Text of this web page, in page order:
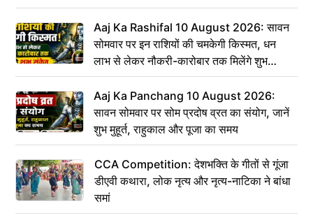
Aaj Ka Rashifal 10 August 2026: सावन
सोमवार पर इन राशियों की चमकेगी किस्मत, धन
लाभ से लेकर नौकरी-कारोबार तक मिलेंगे शुभ
संकेत
Aaj Ka Panchang 10 August 2026:
सावन सोमवार पर सोम प्रदोष व्रत का संयोग, जानें
शुभ मुहूर्त, राहुकाल और पूजा का समय
CCA Competition: देशभक्ति के गीतों से गूंजा
डीएवी कथारा, लोक नृत्य और नृत्य-नाटिका ने बांधा
समां